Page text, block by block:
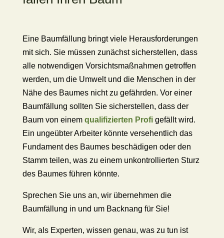
Eine Baumfällung bringt viele Herausforderungen
mit sich. Sie müssen zunächst sicherstellen, dass
alle notwendigen Vorsichtsmaßnahmen getroffen
werden, um die Umwelt und die Menschen in der
Nähe des Baumes nicht zu gefährden. Vor einer
Baumfällung sollten Sie sicherstellen, dass der
Baum von einem qualifizierten Profi gefällt wird.
Ein ungeübter Arbeiter könnte versehentlich das
Fundament des Baumes beschädigen oder den
Stamm teilen, was zu einem unkontrollierten Sturz
des Baumes führen könnte.
Sprechen Sie uns an, wir übernehmen die
Baumfällung in und um Backnang für Sie!
Wir, als Experten, wissen genau, was zu tun ist